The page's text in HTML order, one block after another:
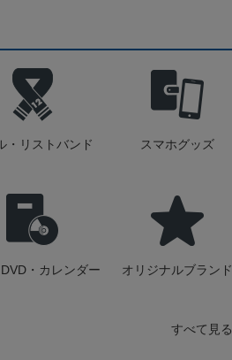
・リストバンド スマホグッズ
・カレンダー オリジナルブランド
すべて見る